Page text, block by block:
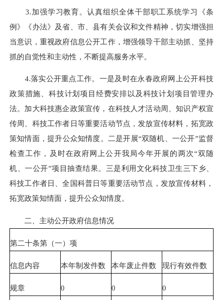
3.加强学习教育。认真组织全体干部职工系统学习《条
例》《办法》及省、市、县有关会议和文件精神，切实增强担
当意识，重视政府信息公开工作，增强领导干部主动抓、坚持
抓的自觉性和主动性，不断提高服务水平。
4.落实公开重点工作。一是及时在永春政府网上公开科技
政策措施、科技计划项目经费安排以及科技计划项目管理办
法。加大科技惠企政策宣传，在科技人才活动周、知识产权宣
传周、科技工作者日等重要活动节点，发放宣传材料，拓宽政
策知情面，提升公众知情度。二是开展“双随机、一公开”监督
检查工作，及时在政府网上公开我局今年开展的两次“双随
机、一公开”项目抽查结果。三是利用文化科技卫生三下乡、
科技工作者日、全国科普日等重要活动节点，发放宣传材料，
拓宽政策知情面，提升公众知情度。
二、主动公开政府信息情况
第二十条第（一）项
信息内容 本年制发件数 本年废止件数 现行有效件数
规章 0 0 0